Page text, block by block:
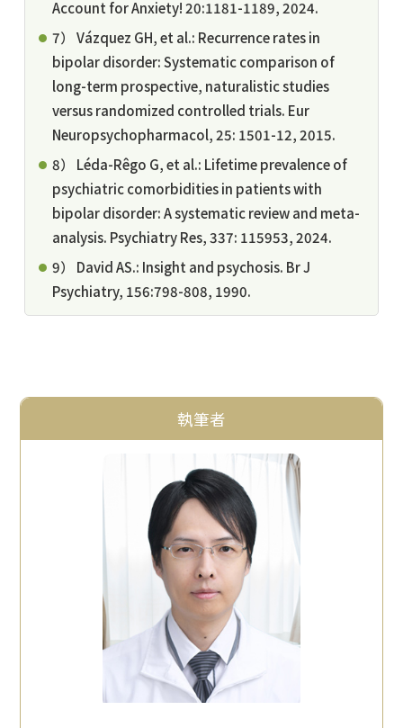
Account for Anxiety! 20:1181-1189, 2024.
7） Vázquez GH, et al.: Recurrence rates in
bipolar disorder: Systematic comparison of
long-term prospective, naturalistic studies
versus randomized controlled trials. Eur
Neuropsychopharmacol, 25: 1501-12, 2015.
8） Léda-Rêgo G, et al.: Lifetime prevalence of
psychiatric comorbidities in patients with
bipolar disorder: A systematic review and meta-
analysis. Psychiatry Res, 337: 115953, 2024.
9） David AS.: Insight and psychosis. Br J
Psychiatry, 156:798-808, 1990.
執筆者